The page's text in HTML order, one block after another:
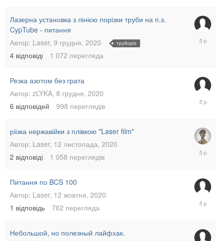
Лазерна установка з лінією порізки труби на п.з.
CypTube - питання
Автор: Laser, 9 грудня, 2020 труборіз
4 відповіді 1 072 перегляда
16
Резка азотом без грата
Автор: zLYKA, 8 грудня, 2020
6 відповідей 998 переглядів
ріізка нержавійки з плівкою "Laser film"
Автор: Laser, 12 листопада, 2020
2 відповіді 1 058 переглядів
12
Питання по BCS 100
Автор: Laser, 12 жовтня, 2020
1 відповідь 762 перегляда
12
Небольшой, но полезный лайфхак.